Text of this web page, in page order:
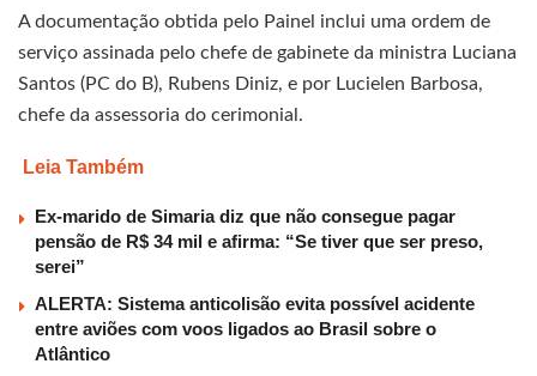
A documentação obtida pelo Painel inclui uma ordem de
serviço assinada pelo chefe de gabinete da ministra Luciana
Santos (PC do B), Rubens Diniz, e por Lucielen Barbosa,
chefe da assessoria do cerimonial.
Leia Também
Ex-marido de Simaria diz que não consegue pagar
pensão de R$ 34 mil e afirma: “Se tiver que ser preso,
serei”
ALERTA: Sistema anticolisão evita possível acidente
entre aviões com voos ligados ao Brasil sobre o
Atlântico